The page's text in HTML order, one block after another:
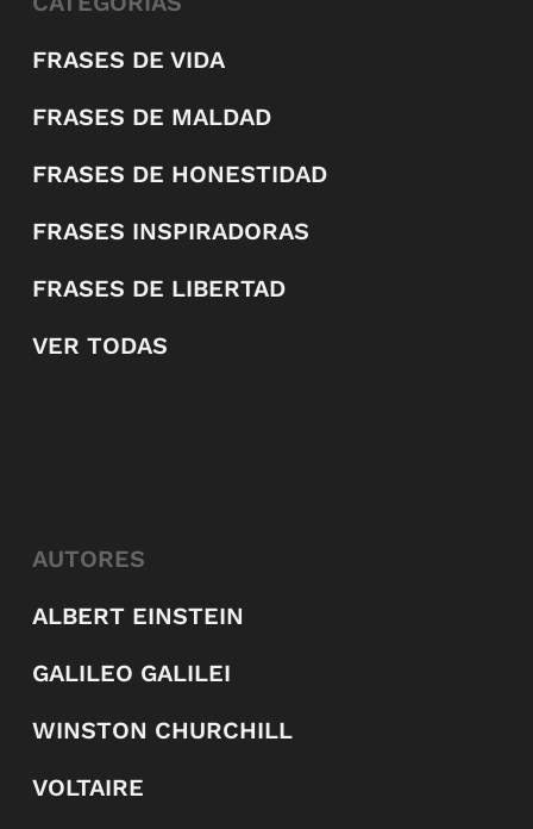
FRASES DE VIDA
FRASES DE MALDAD
FRASES DE HONESTIDAD
FRASES INSPIRADORAS
FRASES DE LIBERTAD
VER TODAS
AUTORES
ALBERT EINSTEIN
GALILEO GALILEI
WINSTON CHURCHILL
VOLTAIRE